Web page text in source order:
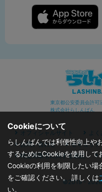
東京都公安委員会許
株式会社らしんばん
オフィシャルサイト よ
お問い合わせ
セキュリ
特定商取引に関する表記
©2019 -
Cookieについて
らしんばんでは利便性向上や
するためにCookieを使用して
Cookieの利用を制限したい場
をご確認ください。 詳しくは
い。